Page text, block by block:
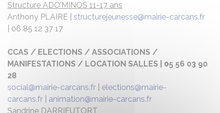
Structure ADO’MINOS 11-17 ans
Anthony PLAIRE | structurejeunesse@mairie-carcans.fr
| 06 85 12 37 17
CCAS / ELECTIONS / ASSOCIATIONS /
MANIFESTATIONS / LOCATION SALLES | 05 56 03 90
28
social@mairie-carcans.fr
elections@mairie-
carcans.fr
animation@mairie-carcans.fr
Sandrine DARRIEUTORT